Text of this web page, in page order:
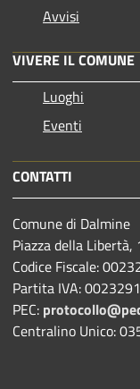
Avvisi
VIVERE IL COMUNE
Luoghi
Eventi
CONTATTI
Comune di Dalmine
Piazza della
Codice Fiscale:
Partita IVA:
PEC:
Centralino Unico: